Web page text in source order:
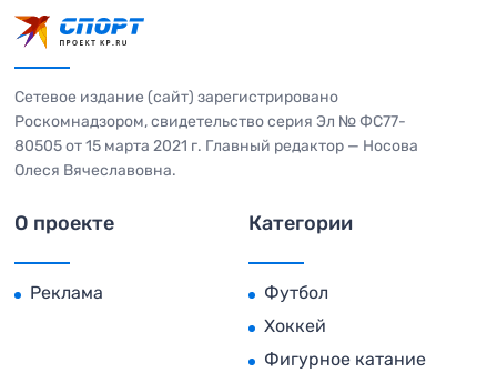
Сетевое издание (сайт) зарегистрировано
Роскомнадзором, свидетельство серия Эл № ФС77-
80505 от 15 марта 2021 г. Главный редактор — Носова
Олеся Вячеславовна.
О проекте
Реклама
Категории
Футбол
Хоккей
Фигурное катание